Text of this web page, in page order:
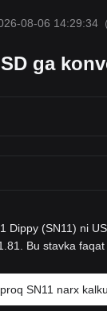
08-06 14:29:34
ga
Dippy (SN11) ni
Bu stavka faqat
SN11 narx